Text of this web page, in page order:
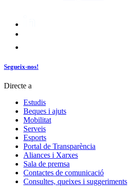
Segueix-nos!
Directe a
Estudis
Beques i ajuts
Mobilitat
Serveis
Esports
Portal de Transparència
Aliances i Xarxes
Sala de premsa
Contactes de comunicació
Consultes, queixes i suggeriments